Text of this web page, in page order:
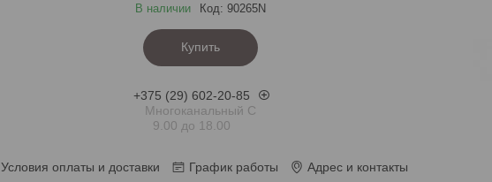
В наличии Код: 90265N
Купить
+375 (29) 602-20-85
Многоканальный С
9.00 до 18.00
Условия оплаты и доставки График работы Адрес и контакты